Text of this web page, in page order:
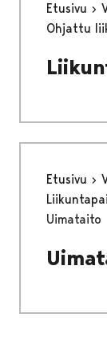
Etusivu
Ohjattu
Etusivu
Uimataito